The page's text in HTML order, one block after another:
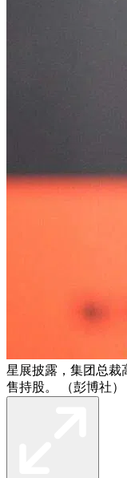
星展披露，集团总裁
售持股。 （彭博社）